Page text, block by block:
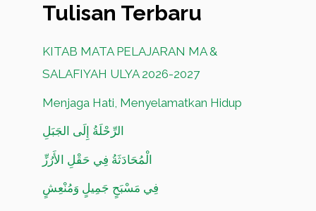
Tulisan Terbaru
KITAB MATA PELAJARAN MA &
SALAFIYAH ULYA 2026-2027
Menjaga Hati, Menyelamatkan Hidup
الرِّحْلَةُ إِلَى الجَبَلِ
الْمُحَادَثَةُ فِي حَقْلِ الأَرُزِّ
فِي مَسْبَحٍ جَمِيلٍ وَمُنْعِشٍ